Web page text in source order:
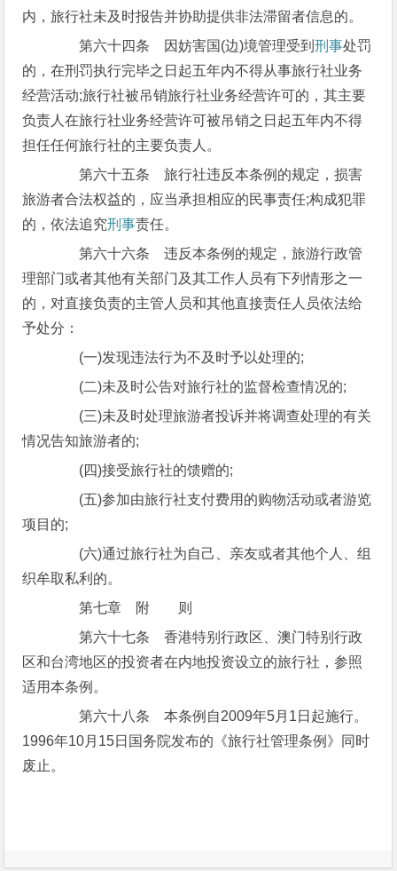
内，旅行社未及时报告并协助提供非法滞留者信息的。
第六十四条 因妨害国(边)境管理受到刑事处罚
的，在刑罚执行完毕之日起五年内不得从事旅行社业务
经营活动;旅行社被吊销旅行社业务经营许可的，其主要
负责人在旅行社业务经营许可被吊销之日起五年内不得
担任任何旅行社的主要负责人。
第六十五条 旅行社违反本条例的规定，损害
旅游者合法权益的，应当承担相应的民事责任;构成犯罪
的，依法追究刑事责任。
第六十六条 违反本条例的规定，旅游行政管
理部门或者其他有关部门及其工作人员有下列情形之一
的，对直接负责的主管人员和其他直接责任人员依法给
予处分：
(一)发现违法行为不及时予以处理的;
(二)未及时公告对旅行社的监督检查情况的;
(三)未及时处理旅游者投诉并将调查处理的有关
情况告知旅游者的;
(四)接受旅行社的馈赠的;
(五)参加由旅行社支付费用的购物活动或者游览
项目的;
(六)通过旅行社为自己、亲友或者其他个人、组
织牟取私利的。
第七章 附 则
第六十七条 香港特别行政区、澳门特别行政
区和台湾地区的投资者在内地投资设立的旅行社，参照
适用本条例。
第六十八条 本条例自2009年5月1日起施行。
1996年10月15日国务院发布的《旅行社管理条例》同时
废止。